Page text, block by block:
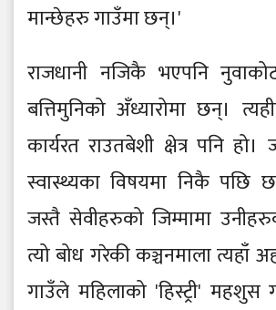
मान्छेहरु गाउँमा छन्।'
राजधानी नजिकै भएपनि
बत्तिमुनिको अँध्यारोमा छन्।
कार्यरत राउतबेशी क्षेत्र पनि हो।
स्वास्थ्यका विषयमा निकै पछि
जस्तै सेवीहरुको जिम्मामा
त्यो बोध गरेकी कञ्चनमाला त्यहाँ
गाउँले महिलाको 'हिस्ट्री' महशुस